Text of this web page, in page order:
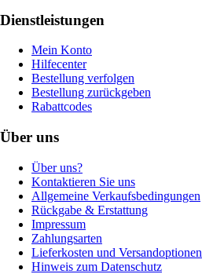
Dienstleistungen
Mein Konto
Hilfecenter
Bestellung verfolgen
Bestellung zurückgeben
Rabattcodes
Über uns
Über uns?
Kontaktieren Sie uns
Allgemeine Verkaufsbedingungen
Rückgabe & Erstattung
Impressum
Zahlungsarten
Lieferkosten und Versandoptionen
Hinweis zum Datenschutz